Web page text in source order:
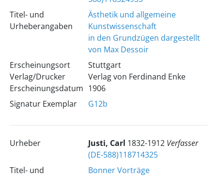
Titel- und
Urheberangaben
Ästhetik und allgemeine
Kunstwissenschaft
in den Grundzügen dargestellt
von Max Dessoir
Erscheinungsort
Verlag/Drucker
Erscheinungsdatum
Stuttgart
Verlag von Ferdinand Enke
1906
Signatur Exemplar
G12b
Urheber Justi, Carl 1832-1912 Verfasser
(DE-588)118714325
Titel- und
Bonner Vorträge